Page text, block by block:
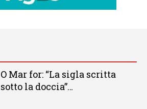
O Mar for: “La sigla scritta
sotto la doccia”…